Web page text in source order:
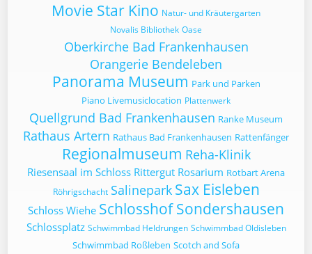
Movie Star Kino Natur- und Kräutergarten
Novalis Bibliothek Oase
Oberkirche Bad Frankenhausen
Orangerie Bendeleben
Panorama Museum Park und Parken
Piano Livemusiclocation Plattenwerk
Quellgrund Bad Frankenhausen Ranke Museum
Rathaus Artern Rathaus Bad Frankenhausen Rattenfänger
Regionalmuseum Reha-Klinik
Riesensaal im Schloss Rittergut Rosarium Rotbart Arena
Röhrigschacht Salinepark Sax Eisleben
Schloss Wiehe Schlosshof Sondershausen
Schlossplatz Schwimmbad Heldrungen Schwimmbad Oldisleben
Schwimmbad Roßleben Scotch and Sofa